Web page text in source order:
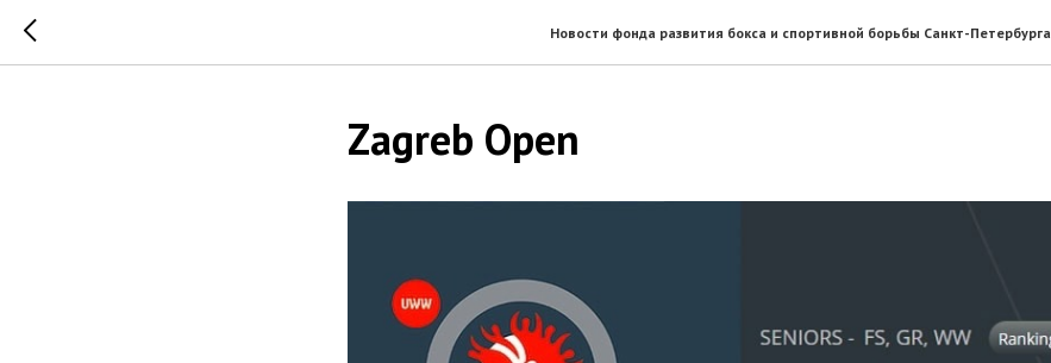
Новости фонда развития бокса и спортивной борьбы Санкт-Петербурга
Zagreb Open